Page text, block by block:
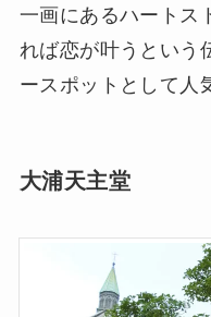
一画にあるハートス
れば恋が叶うという
ースポットとして人
大浦天主堂